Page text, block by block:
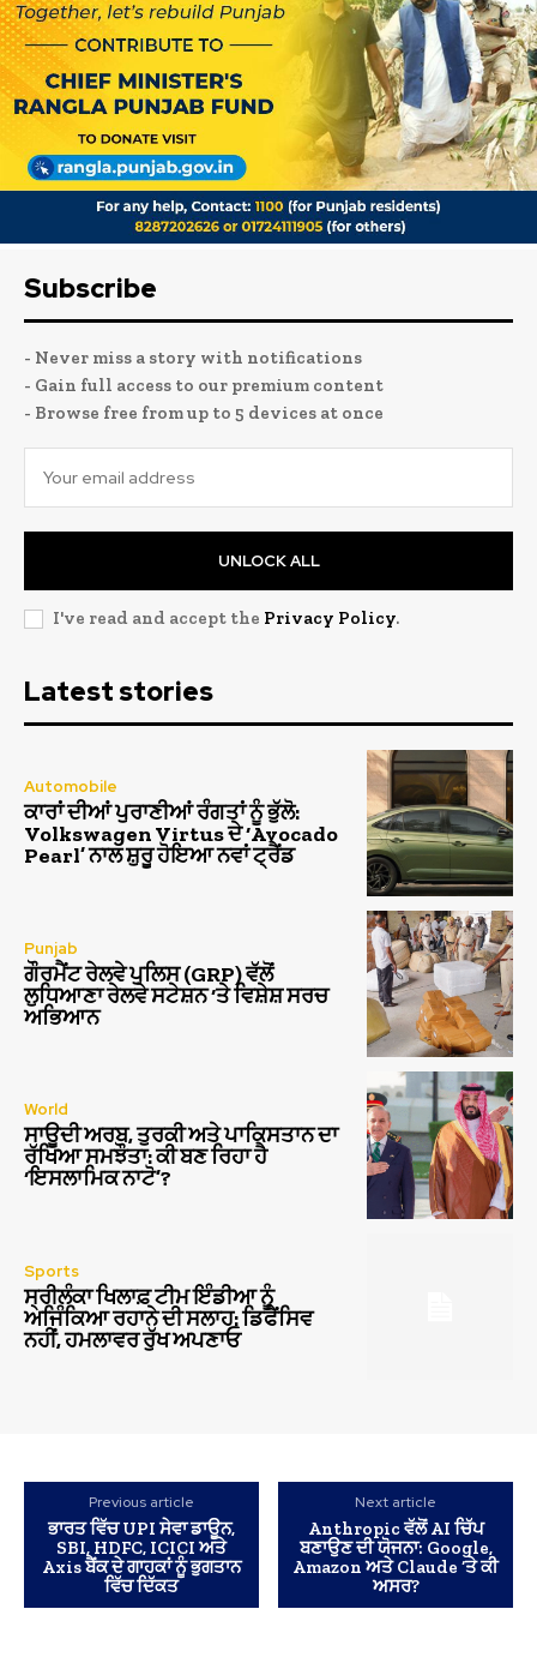
Subscribe
- Never miss a story with notifications
- Gain full access to our premium content
- Browse free from up to 5 devices at once
UNLOCK ALL
I've read and accept the Privacy Policy.
Latest stories
Automobile
ਕਾਰਾਂ ਦੀਆਂ ਪੁਰਾਣੀਆਂ ਰੰਗਤਾਂ ਨੂੰ ਭੁੱਲੋ:
Volkswagen Virtus ਦੇ ‘Avocado
Pearl’ ਨਾਲ ਸ਼ੁਰੂ ਹੋਇਆ ਨਵਾਂ ਟ੍ਰੈਂਡ
Punjab
ਗੌਰਮੈਂਟ ਰੇਲਵੇ ਪੁਲਿਸ (GRP) ਵੱਲੋਂ
ਲੁਧਿਆਣਾ ਰੇਲਵੇ ਸਟੇਸ਼ਨ ‘ਤੇ ਵਿਸ਼ੇਸ਼ ਸਰਚ
ਅਭਿਆਨ
World
ਸਾਊਦੀ ਅਰਬ, ਤੁਰਕੀ ਅਤੇ ਪਾਕਿਸਤਾਨ ਦਾ
ਰੱਖਿਆ ਸਮਝੌਤਾ: ਕੀ ਬਣ ਰਿਹਾ ਹੈ
‘ਇਸਲਾਮਿਕ ਨਾਟੋ’?
Sports
ਸ੍ਰੀਲੰਕਾ ਖਿਲਾਫ਼ ਟੀਮ ਇੰਡੀਆ ਨੂੰ
ਅਜਿੰਕਿਆ ਰਹਾਨੇ ਦੀ ਸਲਾਹ: ਡਿਫੈਂਸਿਵ
ਨਹੀਂ, ਹਮਲਾਵਰ ਰੁੱਖ ਅਪਣਾਓ
Previous article
ਭਾਰਤ ਵਿੱਚ UPI ਸੇਵਾ ਡਾਊਨ,
SBI, HDFC, ICICI ਅਤੇ
Axis ਬੈਂਕ ਦੇ ਗਾਹਕਾਂ ਨੂੰ ਭੁਗਤਾਨ
ਵਿੱਚ ਦਿੱਕਤ
Next article
Anthropic ਵੱਲੋਂ AI ਚਿੱਪ
ਬਣਾਉਣ ਦੀ ਯੋਜਨਾ: Google,
Amazon ਅਤੇ Claude ‘ਤੇ ਕੀ
ਅਸਰ?